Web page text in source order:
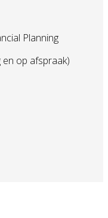
Planning
en op afspraak)